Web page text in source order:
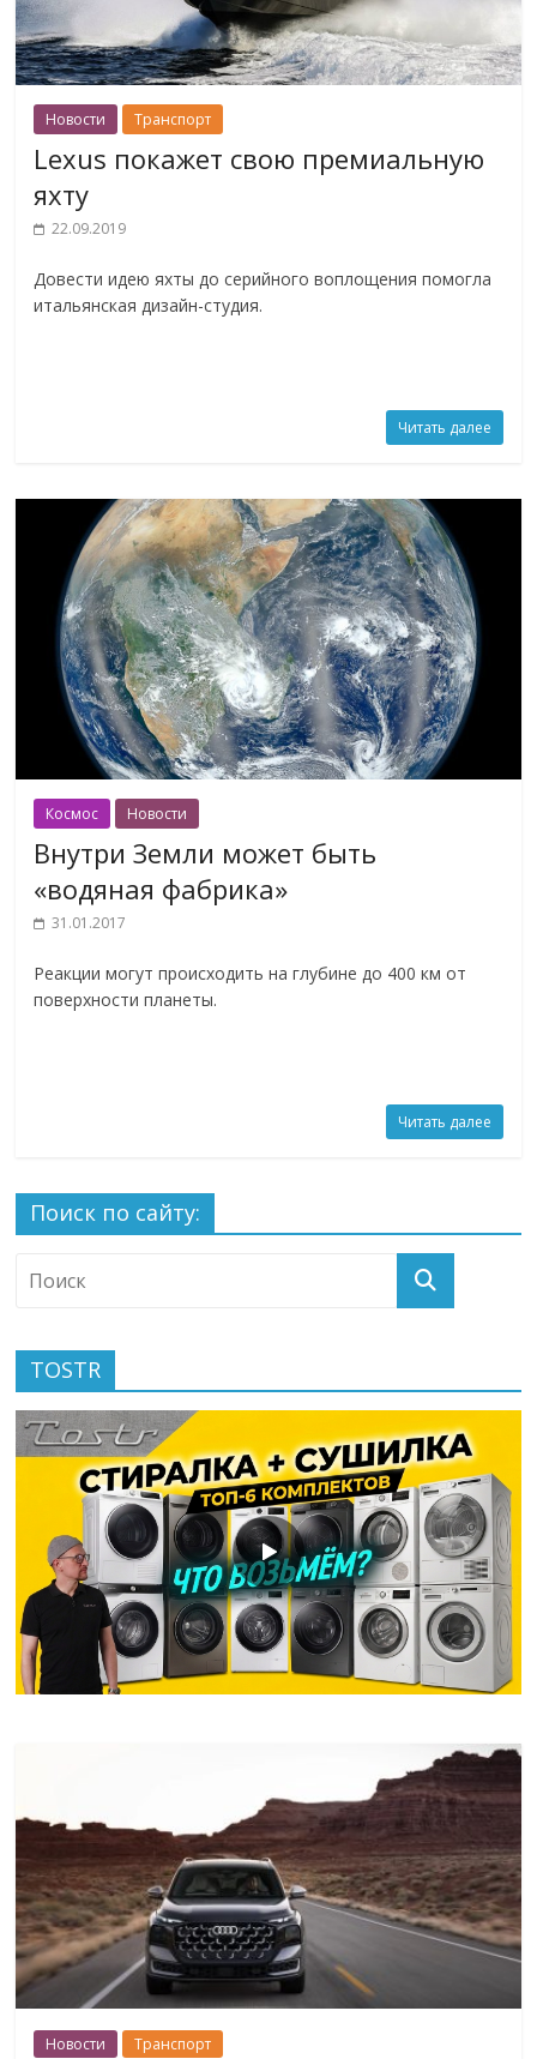
Новости Транспорт
Lexus покажет свою премиальную
яхту
22.09.2019
Довести идею яхты до серийного воплощения помогла
итальянская дизайн-студия.
Читать далее
Космос Новости
Внутри Земли может быть
«водяная фабрика»
31.01.2017
Реакции могут происходить на глубине до 400 км от
поверхности планеты.
Читать далее
Поиск по сайту:
TOSTR
Новости Транспорт